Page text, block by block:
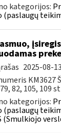
kategorijos:
2025-08-13
82, 105, 109
kategorijos:
(Smulkiojo